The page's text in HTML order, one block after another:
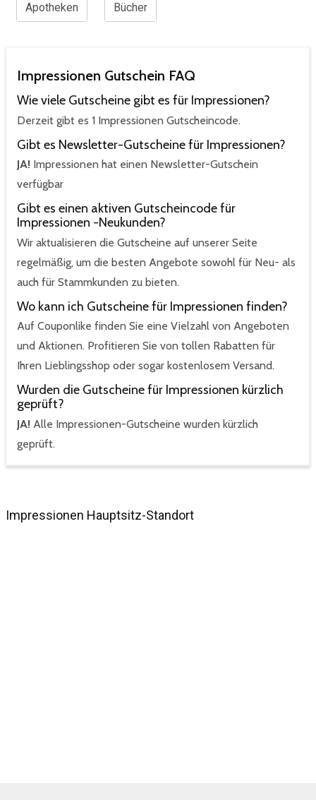
Apotheken Bücher
Impressionen Gutschein FAQ
Wie viele Gutscheine gibt es für Impressionen?
Derzeit gibt es 1 Impressionen Gutscheincode.
Gibt es Newsletter-Gutscheine für Impressionen?
JA! Impressionen hat einen Newsletter-Gutschein
verfügbar
Gibt es einen aktiven Gutscheincode für
Impressionen -Neukunden?
Wir aktualisieren die Gutscheine auf unserer Seite
regelmäßig, um die besten Angebote sowohl für Neu- als
auch für Stammkunden zu bieten.
Wo kann ich Gutscheine für Impressionen finden?
Auf Couponlike finden Sie eine Vielzahl von Angeboten
und Aktionen. Profitieren Sie von tollen Rabatten für
Ihren Lieblingsshop oder sogar kostenlosem Versand.
Wurden die Gutscheine für Impressionen kürzlich
geprüft?
JA! Alle Impressionen-Gutscheine wurden kürzlich
geprüft.
Impressionen Hauptsitz-Standort